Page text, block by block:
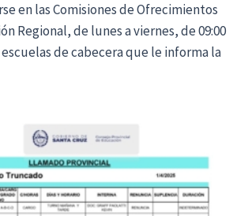
en las Comisiones de Ofrecimientos
Regional, de lunes a viernes, de 09:00
escuelas de cabecera que le informa la